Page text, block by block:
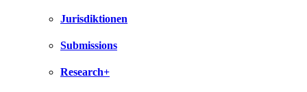
Jurisdiktionen
Submissions
Research+